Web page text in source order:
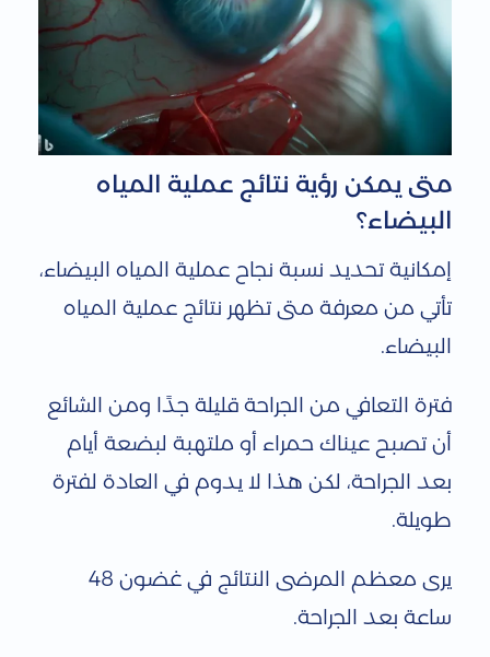
متى يمكن رؤية نتائج عملية المياه
البيضاء؟
إمكانية تحديد نسبة نجاح عملية المياه البيضاء،
تأتي من معرفة متى تظهر نتائج عملية المياه
البيضاء.
فترة التعافي من الجراحة قليلة جدًا ومن الشائع
أن تصبح عيناك حمراء أو ملتهبة لبضعة أيام
بعد الجراحة، لكن هذا لا يدوم في العادة لفترة
طويلة.
يرى معظم المرضى النتائج في غضون 48
ساعة بعد الجراحة.